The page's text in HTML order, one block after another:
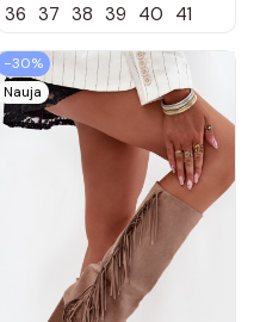
stiliaus ilgaauliai
sagtimis Fivelle
36 37 38 39 40 41
−30%
Nauja